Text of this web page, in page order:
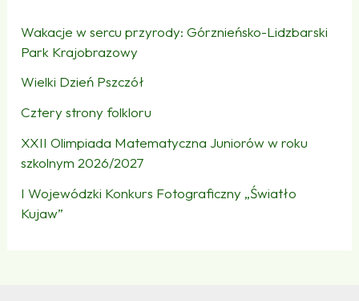
Wakacje w sercu przyrody: Górznieńsko-Lidzbarski
Park Krajobrazowy
Wielki Dzień Pszczół
Cztery strony folkloru
XXII Olimpiada Matematyczna Juniorów w roku
szkolnym 2026/2027
I Wojewódzki Konkurs Fotograficzny „Światło
Kujaw”